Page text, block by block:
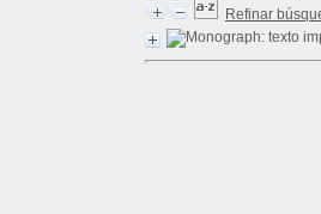
Refinar